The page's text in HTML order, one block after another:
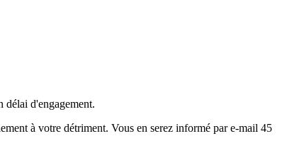
délai d'engagement.
à votre détriment. Vous en serez informé par e-mail 45